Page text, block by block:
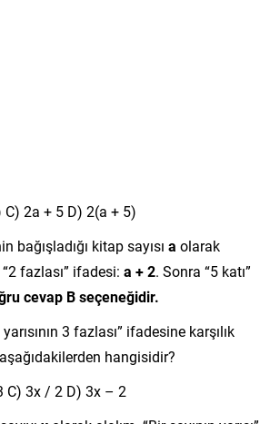
2a + 5 D) 2(a + 5)
bağışladığı kitap sayısı a olarak
fazlası” ifadesi: a + 2. Sonra “5 katı”
cevap B seçeneğidir.
yarısının 3 fazlası” ifadesine karşılık
hangisidir?
C) 3x / 2 D) 3x – 2